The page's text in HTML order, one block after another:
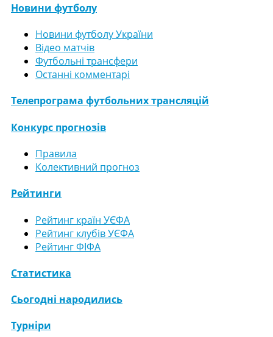
Новини футболу
Новини футболу України
Відео матчів
Футбольні трансфери
Останні комментарі
Телепрограма футбольних трансляцій
Конкурс прогнозів
Правила
Колективний прогноз
Рейтинги
Рейтинг країн УЄФА
Рейтинг клубів УЄФА
Рейтинг ФІФА
Статистика
Сьогодні народились
Турніри